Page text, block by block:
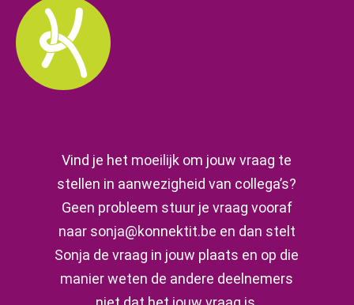
Vind je het moeilijk om jouw vraag te
stellen in aanwezigheid van collega’s?
Geen probleem stuur je vraag vooraf
naar sonja@konnektit.be en dan stelt
Sonja de vraag in jouw plaats en op die
manier weten de andere deelnemers